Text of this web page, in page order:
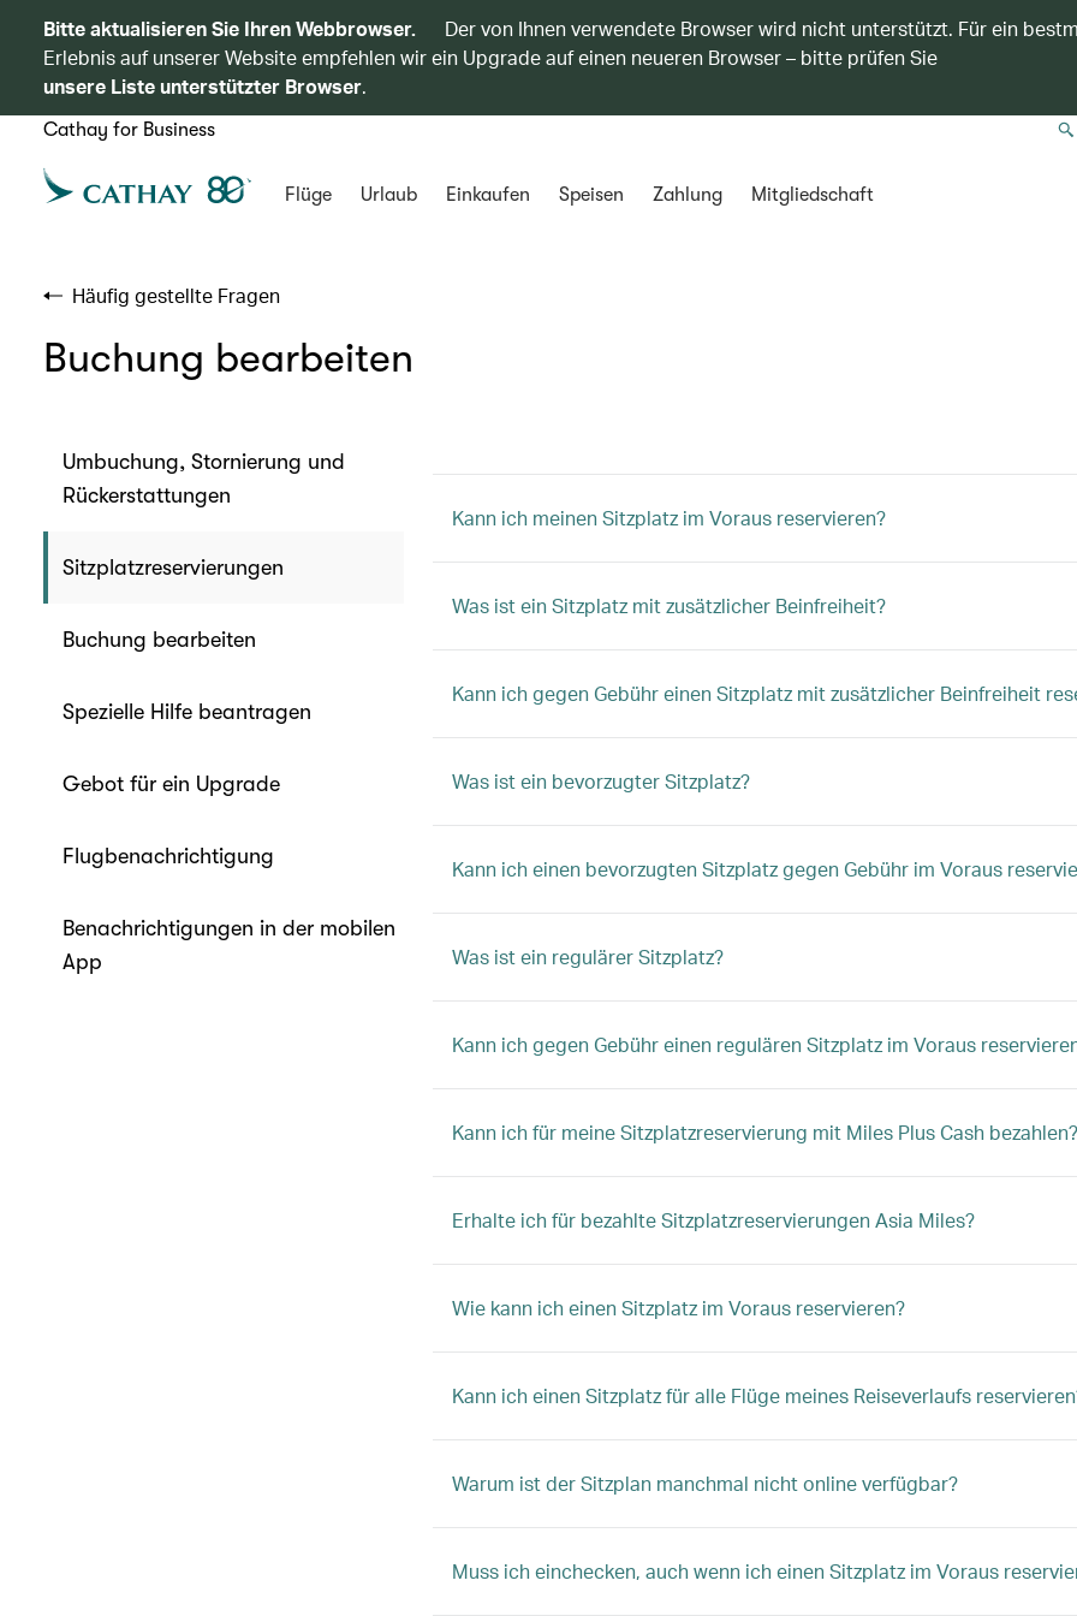
Bitte aktualisieren Sie Ihren Webbrowser.
Der von Ihnen verwendete Browser wird nicht unterstützt. Für ein
Erlebnis auf unserer Website empfehlen wir ein Upgrade auf einen neueren Browser – bitte prüfen Sie
unsere Liste unterstützter Browser.
Cathay for Business
Flüge Urlaub Einkaufen Speisen Zahlung Mitgliedschaft
Häufig gestellte Fragen
Buchung bearbeiten
Umbuchung, Stornierung und
Rückerstattungen
Sitzplatzreservierungen
Buchung bearbeiten
Spezielle Hilfe beantragen
Gebot für ein Upgrade
Flugbenachrichtigung
Benachrichtigungen in der mobilen
App
Kann ich meinen Sitzplatz im Voraus reservieren?
Was ist ein Sitzplatz mit zusätzlicher Beinfreiheit?
Kann ich gegen Gebühr einen Sitzplatz mit zusätzlicher Beinfreiheit
Was ist ein bevorzugter Sitzplatz?
Kann ich einen bevorzugten Sitzplatz gegen Gebühr im Voraus
Was ist ein regulärer Sitzplatz?
Kann ich gegen Gebühr einen regulären Sitzplatz im Voraus
Kann ich für meine Sitzplatzreservierung mit Miles Plus Cash bezahlen?
Erhalte ich für bezahlte Sitzplatzreservierungen Asia Miles?
Wie kann ich einen Sitzplatz im Voraus reservieren?
Kann ich einen Sitzplatz für alle Flüge meines Reiseverlaufs
Warum ist der Sitzplan manchmal nicht online verfügbar?
Muss ich einchecken, auch wenn ich einen Sitzplatz im Voraus